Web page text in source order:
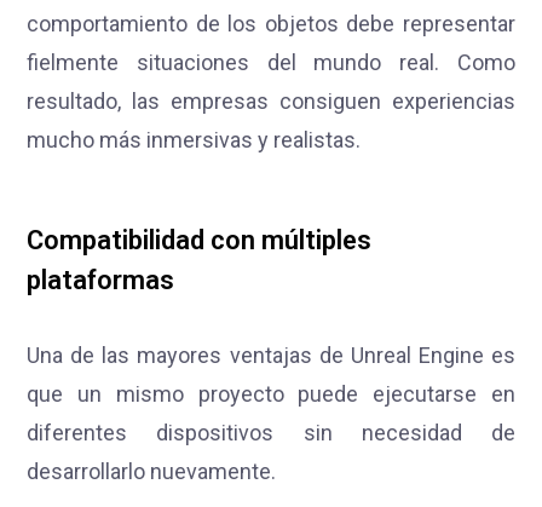
comportamiento de los objetos debe representar
fielmente situaciones del mundo real. Como
resultado, las empresas consiguen experiencias
mucho más inmersivas y realistas.
Compatibilidad con múltiples
plataformas
Una de las mayores ventajas de Unreal Engine es
que un mismo proyecto puede ejecutarse en
diferentes dispositivos sin necesidad de
desarrollarlo nuevamente.